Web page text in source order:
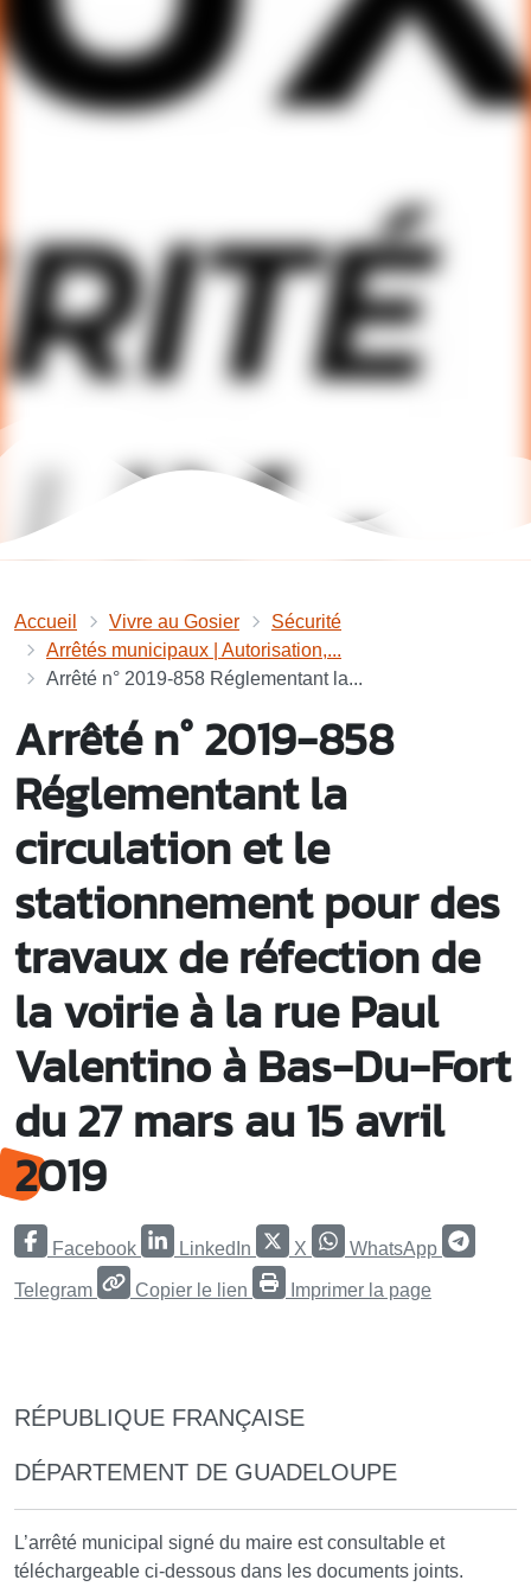
Accueil Vivre au Gosier
Sécurité
Arrêtés municipaux | Autorisation,...
Arrêté n° 2019-858 Réglementant la...
Arrêté n° 2019-858
Réglementant la
circulation et le
stationnement pour des
travaux de réfection de
la voirie à la rue Paul
Valentino à Bas-Du-Fort
du 27 mars au 15 avril
2019
Facebook LinkedIn X WhatsApp
Telegram Copier le lien Imprimer la page
RÉPUBLIQUE FRANÇAISE
DÉPARTEMENT DE GUADELOUPE
L’arrêté municipal signé du maire est consultable et
téléchargeable ci-dessous dans les documents joints.